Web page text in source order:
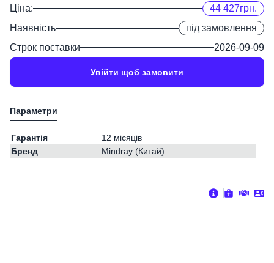
Ціна:
44 427грн.
Наявність
під замовлення
Строк поставки
2026-09-09
Увійти щоб замовити
Гарантія
12 місяців
Бренд
Mindray (Китай)